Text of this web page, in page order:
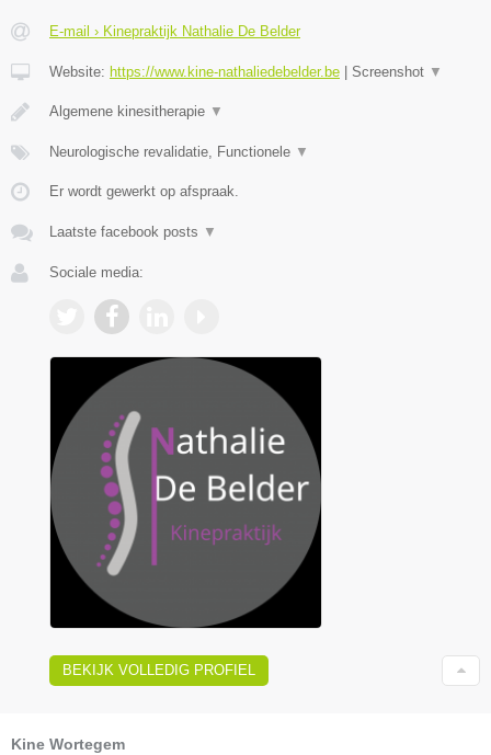
E-mail › Kinepraktijk Nathalie De Belder
Website: https://www.kine-nathaliedebelder.be | Screenshot ▼
Algemene kinesitherapie ▼
Neurologische revalidatie, Functionele ▼
Er wordt gewerkt op afspraak.
Laatste facebook posts ▼
Sociale media:
BEKIJK VOLLEDIG PROFIEL
Kine Wortegem